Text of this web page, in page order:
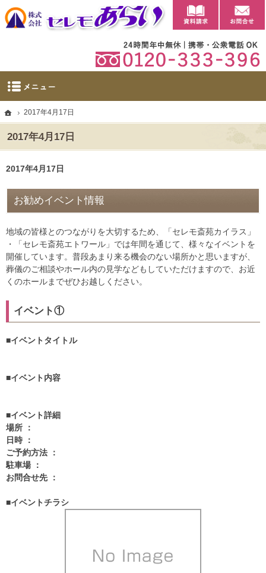
ホーム
2017年4月17日
2017年4月17日
太田市に自社斎場を完備。群馬県太田市・大泉町の葬儀・家族葬・葬祭なら当社へ。
【公式】群馬県太田市・大泉町の葬儀・家族葬・葬祭ならセレモあらい
2017年4月17日
お勧めイベント情報
地域の皆様とのつながりを大切するため、「セレモ斎苑カイラス」
・「セレモ斎苑エトワール」では年間を通じて、様々なイベントを
開催しています。普段あまり来る機会のない場所かと思いますが、
葬儀のご相談やホール内の見学などもしていただけますので、お近
くのホールまでぜひお越しください。
イベント①
■イベントタイトル
■イベント内容
■イベント詳細
場所 ：
日時 ：
ご予約方法 ：
駐車場 ：
お問合せ先 ：
■イベントチラシ
資料請求